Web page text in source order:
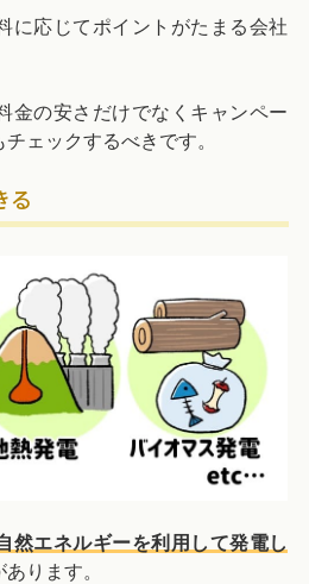
に応じてポイントがたまる会社
金の安さだけでなくキャンペー
ェックするべきです。
る
然エネルギーを利用して発電し
あります。